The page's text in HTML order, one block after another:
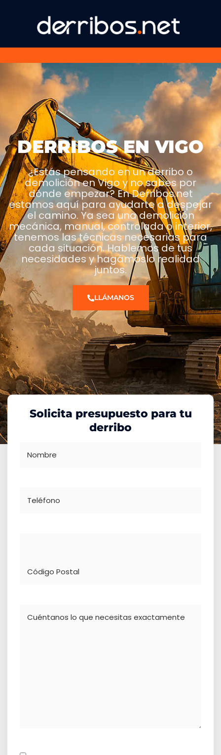
DERRIBOS EN VIGO
¿Estás pensando en un derribo o
demolición en Vigo y no sabes por
dónde empezar? En Derribos.net
estamos aquí para ayudarte a despejar
el camino. Ya sea una demolición
mecánica, manual, controlada o interior,
tenemos las técnicas necesarias para
cada situación. Hablemos de tus
necesidades y hagámoslo realidad
juntos.
LLÁMANOS
Solicita presupuesto para tu
derribo